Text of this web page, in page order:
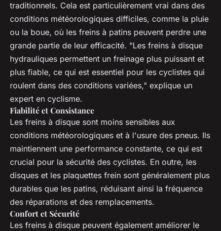
traditionnels. Cela est particulièrement vrai dans des
conditions météorologiques difficiles, comme la pluie
ou la boue, où les freins à patins peuvent perdre une
grande partie de leur efficacité. "Les freins à disque
hydrauliques permettent un freinage plus puissant et
plus fiable, ce qui est essentiel pour les cyclistes qui
roulent dans des conditions variées," explique un
expert en cyclisme.
Fiabilité et Consistance
Les freins à disque sont moins sensibles aux
conditions météorologiques et à l'usure des pneus. Ils
maintiennent une performance constante, ce qui est
crucial pour la sécurité des cyclistes. En outre, les
disques et les plaquettes frein sont généralement plus
durables que les patins, réduisant ainsi la fréquence
des réparations et des remplacements.
Confort et Sécurité
Les freins à disque peuvent également améliorer le